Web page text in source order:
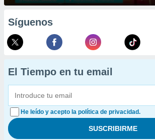
Síguenos
El Tiempo en tu email
He leído y acepto la política de privacidad.